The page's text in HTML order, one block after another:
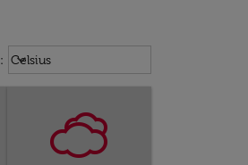
: Weather unit option Celsius
Celsius
keyboard_arrow_down